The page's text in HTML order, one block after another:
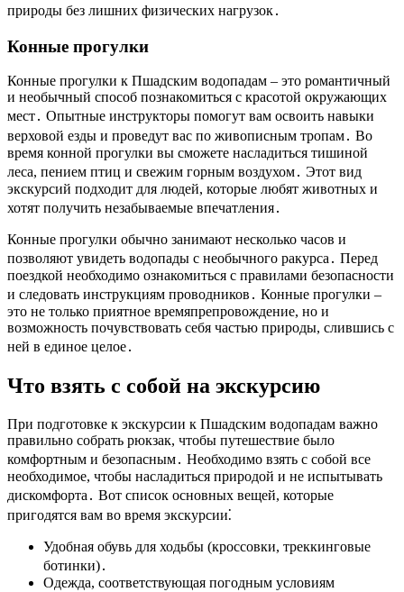
природы без лишних физических нагрузок․
Конные прогулки
Конные прогулки к Пшадским водопадам – это романтичный
и необычный способ познакомиться с красотой окружающих
мест․ Опытные инструкторы помогут вам освоить навыки
верховой езды и проведут вас по живописным тропам․ Во
время конной прогулки вы сможете насладиться тишиной
леса, пением птиц и свежим горным воздухом․ Этот вид
экскурсий подходит для людей, которые любят животных и
хотят получить незабываемые впечатления․
Конные прогулки обычно занимают несколько часов и
позволяют увидеть водопады с необычного ракурса․ Перед
поездкой необходимо ознакомиться с правилами безопасности
и следовать инструкциям проводников․ Конные прогулки –
это не только приятное времяпрепровождение, но и
возможность почувствовать себя частью природы, слившись с
ней в единое целое․
Что взять с собой на экскурсию
При подготовке к экскурсии к Пшадским водопадам важно
правильно собрать рюкзак, чтобы путешествие было
комфортным и безопасным․ Необходимо взять с собой все
необходимое, чтобы насладиться природой и не испытывать
дискомфорта․ Вот список основных вещей, которые
пригодятся вам во время экскурсии⁚
Удобная обувь для ходьбы (кроссовки, треккинговые
ботинки)․
Одежда, соответствующая погодным условиям